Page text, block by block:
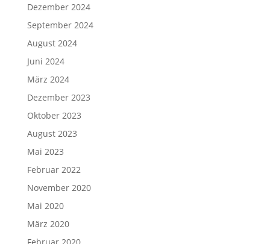
Dezember 2024
September 2024
August 2024
Juni 2024
März 2024
Dezember 2023
Oktober 2023
August 2023
Mai 2023
Februar 2022
November 2020
Mai 2020
März 2020